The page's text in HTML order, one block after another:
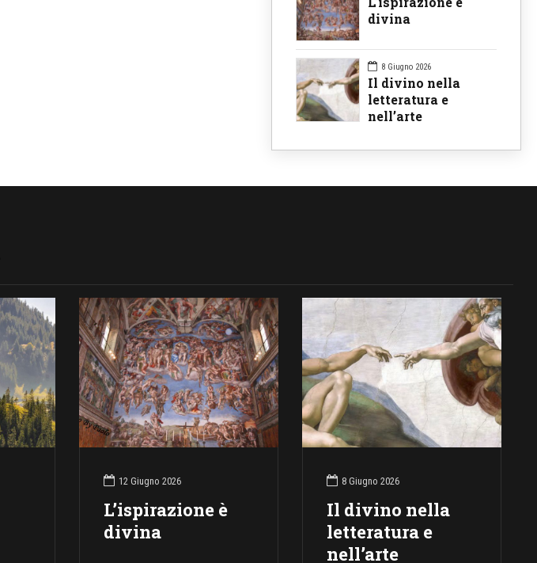
divina
8 Giugno 2026
Il divino nella
letteratura e
nell’arte
12 Giugno 2026
L’ispirazione è
divina
8 Giugno 2026
Il divino nella
letteratura e
nell’arte